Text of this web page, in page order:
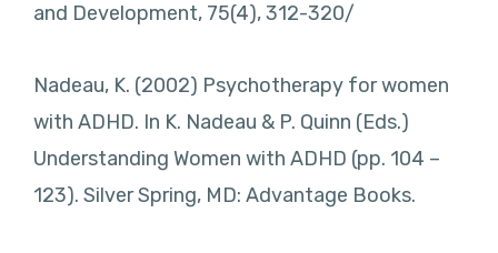
and Development, 75(4), 312-320/
Nadeau, K. (2002) Psychotherapy for women
with ADHD. In K. Nadeau & P. Quinn (Eds.)
Understanding Women with ADHD (pp. 104 –
123). Silver Spring, MD: Advantage Books.